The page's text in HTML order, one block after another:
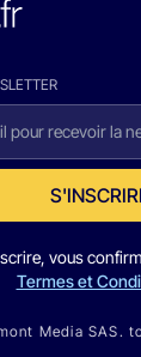
vous
Termes et
Media SAS.